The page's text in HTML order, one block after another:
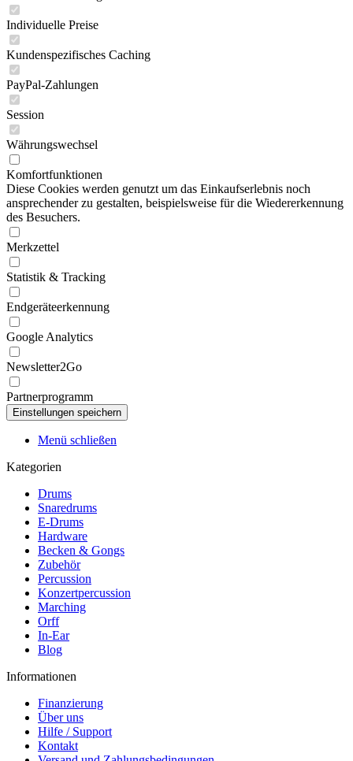
Individuelle Preise
Kundenspezifisches Caching
PayPal-Zahlungen
Session
Währungswechsel
Komfortfunktionen
Diese Cookies werden genutzt um das Einkaufserlebnis noch
ansprechender zu gestalten, beispielsweise für die Wiedererkennung
des Besuchers.
Merkzettel
Statistik & Tracking
Endgeräteerkennung
Google Analytics
Newsletter2Go
Partnerprogramm
Menü schließen
Kategorien
Drums
Snaredrums
E-Drums
Hardware
Becken & Gongs
Zubehör
Percussion
Konzertpercussion
Marching
Orff
In-Ear
Blog
Informationen
Finanzierung
Über uns
Hilfe / Support
Kontakt